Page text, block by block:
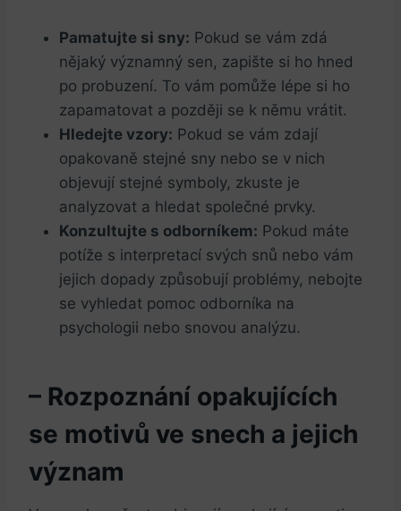
Pamatujte si sny: Pokud se vám zdá
nějaký významný sen, zapište si ho hned
po probuzení. To vám pomůže lépe si ho
zapamatovat a později se k němu vrátit.
Hledejte vzory: Pokud se vám zdají
opakovaně stejné sny nebo se v nich
objevují stejné symboly, zkuste je
analyzovat a hledat společné prvky.
Konzultujte s odborníkem: Pokud máte
potíže s interpretací svých snů nebo vám
jejich dopady způsobují problémy, nebojte
se vyhledat pomoc odborníka na
psychologii nebo snovou analýzu.
– Rozpoznání opakujících
se motivů ve snech a jejich
význam